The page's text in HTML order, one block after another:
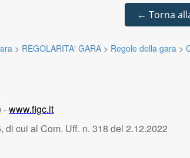
← Torna
> REGOLARITA' GARA > Regole della gara >
-www.figc.it
cui al Com. Uff. n. 318 del 2.12.2022